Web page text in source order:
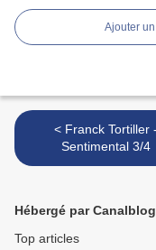
Ajouter
< Franck Tortiller -
Sentimental 3/4
Hébergé par Canalblog
Top articles